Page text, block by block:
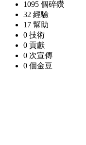
1095 個碎鑽
32 經驗
17 幫助
0 技術
0 貢獻
0 次宣傳
0 個金豆